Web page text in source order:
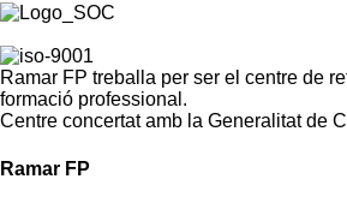
Ramar FP treballa per ser el centre de
formació professional.
Centre concertat amb la Generalitat de
Ramar FP